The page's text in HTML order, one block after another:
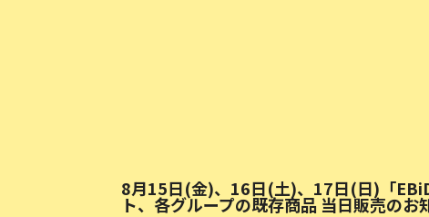
8月15日(金)、16日(土)、17日(日)「
ト、各グループの既存商品 当日販売のお